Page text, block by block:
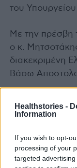
Healthstories -
Information
If you wish to opt-
processing of your
targeted
του Υπουργείου
Με την πρέσβη
ο κ.
διακεκριμένη
Βάσω